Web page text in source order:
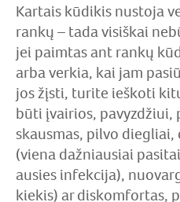
Kartais kūdikis nustoja
rankų – tada visiškai
jei paimtas ant rankų
arba verkia, kai jam
jos žįsti, turite ieškoti
būti įvairios, pavyzdžiui,
skausmas, pilvo
(viena dažniausiai
ausies infekcija),
kiekis) ar diskomfortas,